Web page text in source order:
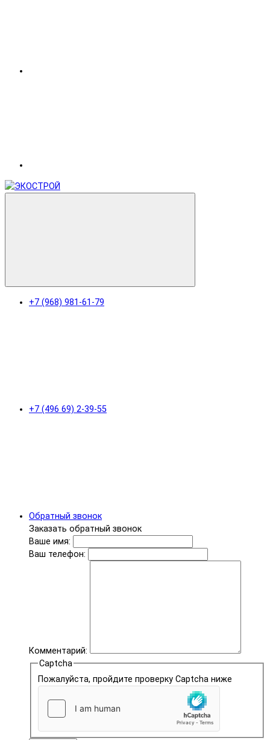
+7 (968) 981-61-79
+7 (496 69) 2-39-55
Обратный звонок
Заказать обратный звонок
Ваше имя:
Ваш телефон:
Комментарий:
Captcha
Пожалуйста, пройдите проверку Captcha ниже